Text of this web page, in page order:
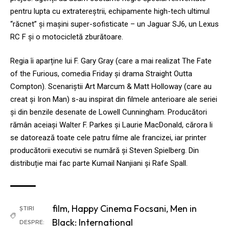
pentru lupta cu extratereştrii, echipamente high-tech ultimul
“răcnet” și mașini super-sofisticate – un Jaguar SJ6, un Lexus
RC F și o motocicletă zburătoare.
Regia îi aparține lui F. Gary Gray (care a mai realizat The Fate
of the Furious, comedia Friday și drama Straight Outta
Compton). Scenariştii Art Marcum & Matt Holloway (care au
creat și Iron Man) s-au inspirat din filmele anterioare ale seriei
și din benzile desenate de Lowell Cunningham. Producători
rămân aceiași Walter F. Parkes şi Laurie MacDonald, cărora li
se datorează toate cele patru filme ale francizei, iar printer
producătorii executivi se numără și Steven Spielberg. Din
distribuție mai fac parte Kumail Nanjiani și Rafe Spall.
ȘTIRI
DESPRE:
film, Happy Cinema Focsani, Men in
Black: International